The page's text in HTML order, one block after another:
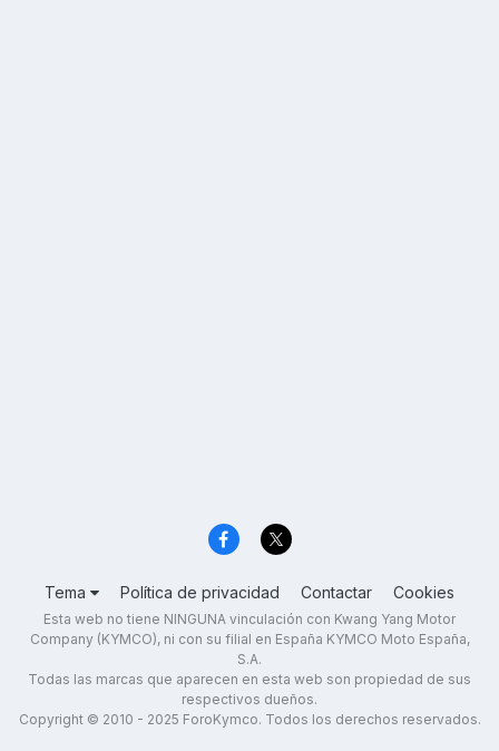
Tema Política de privacidad Contactar Cookies
Esta web no tiene NINGUNA vinculación con Kwang Yang Motor
Company (KYMCO), ni con su filial en España KYMCO Moto España,
S.A.
Todas las marcas que aparecen en esta web son propiedad de sus
respectivos dueños.
Copyright © 2010 - 2025 ForoKymco. Todos los derechos reservados.